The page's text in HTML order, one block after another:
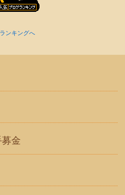
ンキングへ
金